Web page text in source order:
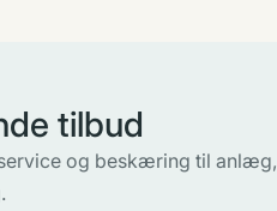
tilbud
og beskæring til anlæg,